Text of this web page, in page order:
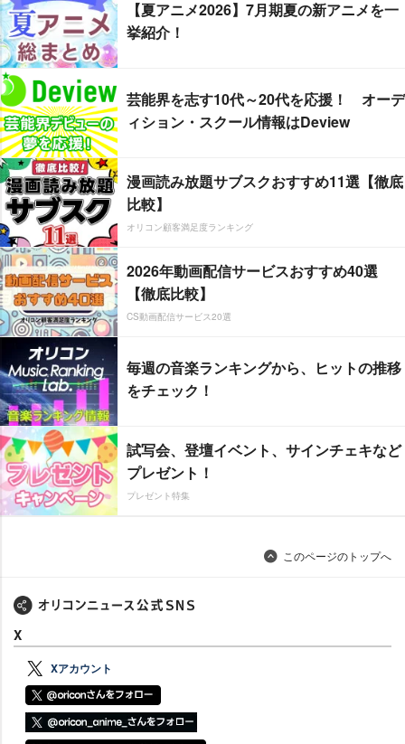
【夏アニメ2026】7月期夏の新アニメを一
挙紹介！
芸能界を志す10代～20代を応援！ オーデ
ィション・スクール情報はDeview
漫画読み放題サブスクおすすめ11選【徹底
比較】
オリコン顧客満足度ランキング
2026年動画配信サービスおすすめ40選
【徹底比較】
CS動画配信サービス20選
毎週の音楽ランキングから、ヒットの推移
をチェック！
試写会、登壇イベント、サインチェキなど
プレゼント！
プレゼント特集
このページのトップへ
X
Xアカウント